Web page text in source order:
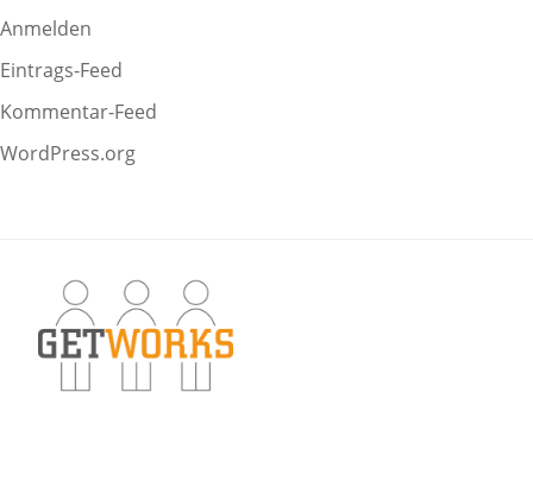
Anmelden
Eintrags-Feed
Kommentar-Feed
WordPress.org